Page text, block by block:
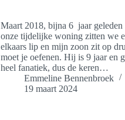
Maart 2018, bijna 6 jaar
onze tijdelijke woning zitten we
elkaars lip en mijn zoon zit op
moet je oefenen. Hij is 9 jaar en
heel fanatiek, dus de keren…
Emmeline Bennenbroek
19 maart 2024